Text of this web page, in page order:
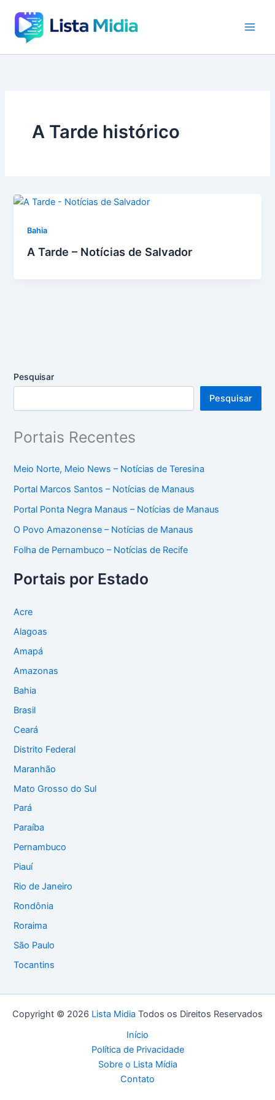
para
A Tarde histórico
Bahia
A Tarde – Notícias de Salvador
Pesquisar
Pesquisar
Portais Recentes
Meio Norte, Meio News – Notícias de Teresina
Portal Marcos Santos – Notícias de Manaus
Portal Ponta Negra Manaus – Notícias de Manaus
O Povo Amazonense – Notícias de Manaus
Folha de Pernambuco – Notícias de Recife
Portais por Estado
Acre
Alagoas
Amapá
Amazonas
Bahia
Brasil
Ceará
Distrito Federal
Maranhão
Mato Grosso do Sul
Pará
Paraíba
Pernambuco
Piauí
Rio de Janeiro
Rondônia
Roraima
São Paulo
Tocantins
Copyright © 2026 Lista Midia Todos os Direitos Reservados
Início
Política de Privacidade
Sobre o Lista Mídia
Contato